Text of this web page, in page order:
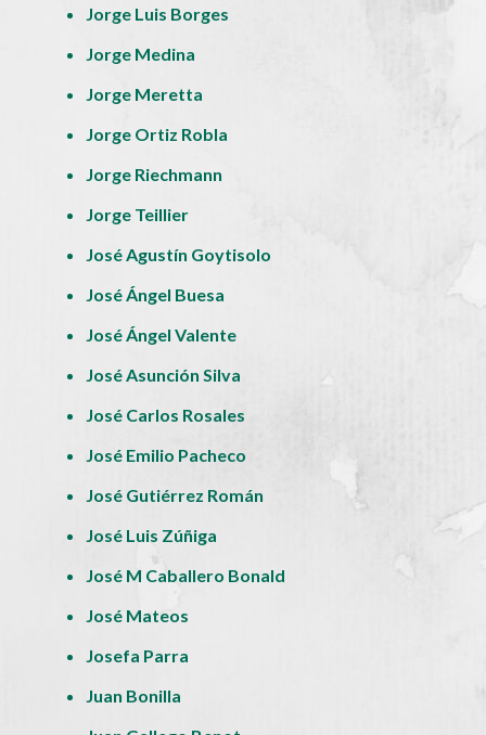
Jorge Luis Borges
Jorge Medina
Jorge Meretta
Jorge Ortiz Robla
Jorge Riechmann
Jorge Teillier
José Agustín Goytisolo
José Ángel Buesa
José Ángel Valente
José Asunción Silva
José Carlos Rosales
José Emilio Pacheco
José Gutiérrez Román
José Luis Zúñiga
José M Caballero Bonald
José Mateos
Josefa Parra
Juan Bonilla